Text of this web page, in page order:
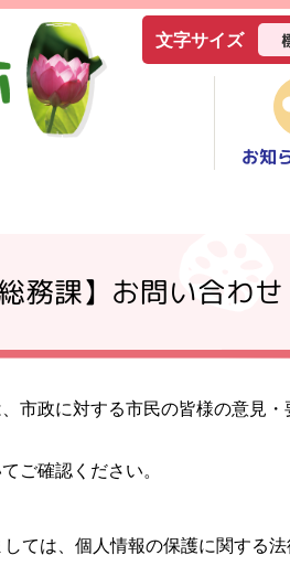
文字サイズ
お知
務課】お問い合わせ
市政に対する市民の皆様の意見
ご確認ください。
ては、個人情報の保護に関する